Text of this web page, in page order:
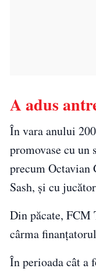
A adus
În vara anului
promovase cu
precum Octavian
Sash, şi cu
Din păcate,
cârma
În perioada cât a